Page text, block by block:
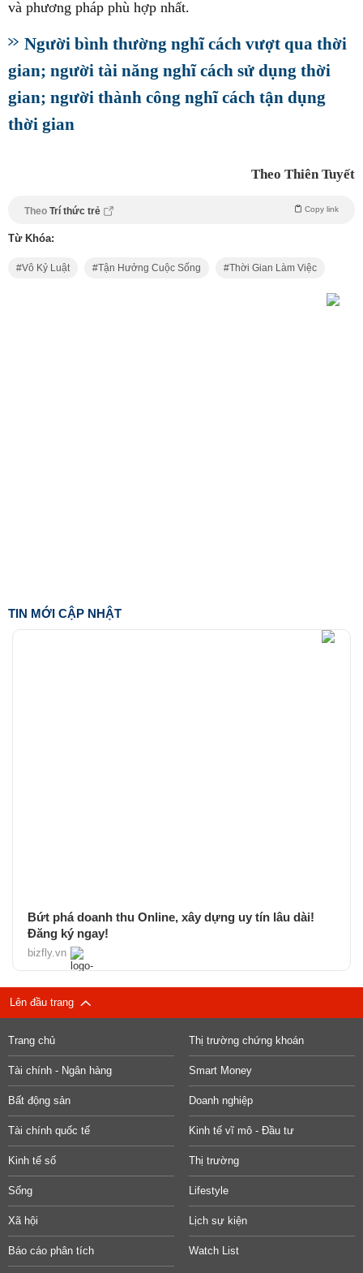
và phương pháp phù hợp nhất.
Người bình thường nghĩ cách vượt qua thời
gian; người tài năng nghĩ cách sử dụng thời
gian; người thành công nghĩ cách tận dụng
thời gian
Theo Thiên Tuyết
Theo Trí thức trẻ Copy link
Từ Khóa:
Vô Kỷ Luật Tận Hưởng Cuộc Sống Thời Gian Làm Việc
TIN MỚI CẬP NHẬT
Bứt phá doanh thu Online, xây dựng uy tín lâu dài!
Đăng ký ngay!
bizfly.vn
Lên đầu trang
Trang chủ Thị trường chứng khoán
Tài chính - Ngân hàng Smart Money
Bất động sản Doanh nghiệp
Tài chính quốc tế Kinh tế vĩ mô - Đầu tư
Kinh tế số Thị trường
Sống Lifestyle
Xã hội Lịch sự kiện
Báo cáo phân tích Watch List